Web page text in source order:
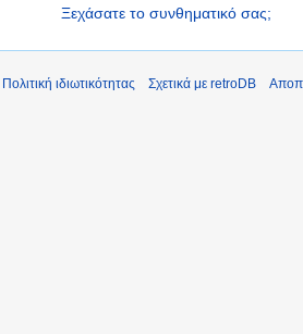
Ξεχάσατε το συνθηματικό σας;
Πολιτική ιδιωτικότητας Σχετικά με retroDB